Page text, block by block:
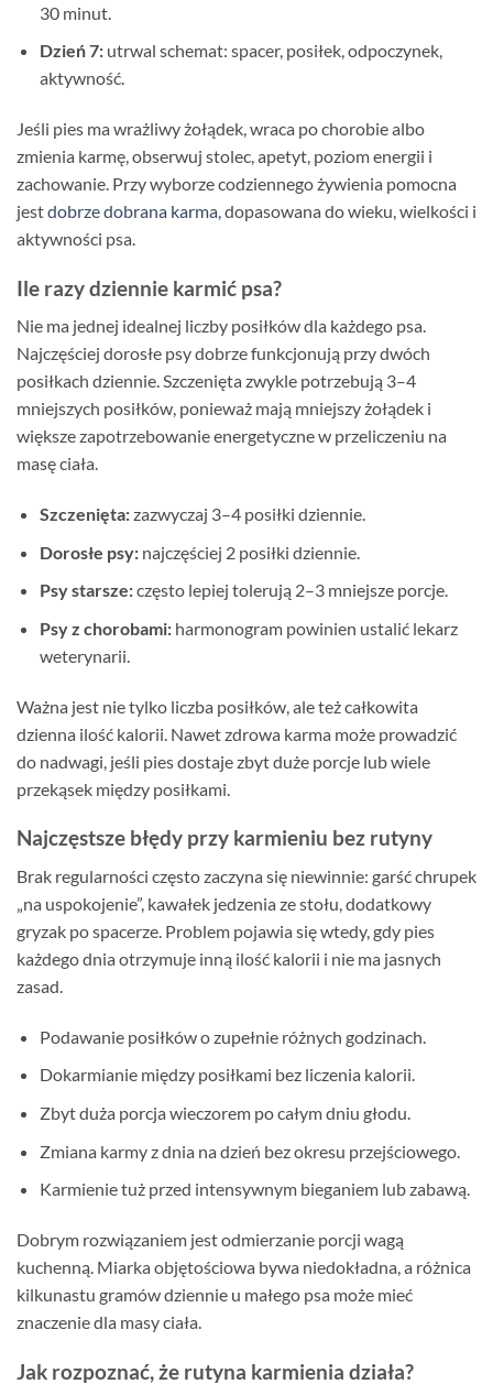
30 minut.
Dzień 7:utrwal schemat: spacer, posiłek, odpoczynek,
aktywność.
Jeśli pies ma wrażliwy żołądek, wraca po chorobie albo
zmienia karmę, obserwuj stolec, apetyt, poziom energii i
zachowanie. Przy wyborze codziennego żywienia pomocna
jestdobrze dobrana karma, dopasowana do wieku, wielkości i
aktywności psa.
Ile razy dziennie karmić psa?
Nie ma jednej idealnej liczby posiłków dla każdego psa.
Najczęściej dorosłe psy dobrze funkcjonują przy dwóch
posiłkach dziennie. Szczenięta zwykle potrzebują 3–4
mniejszych posiłków, ponieważ mają mniejszy żołądek i
większe zapotrzebowanie energetyczne w przeliczeniu na
masę ciała.
Szczenięta:zazwyczaj 3–4 posiłki dziennie.
Dorosłe psy:najczęściej 2 posiłki dziennie.
Psy starsze:często lepiej tolerują 2–3 mniejsze porcje.
Psy z chorobami:harmonogram powinien ustalić lekarz
weterynarii.
Ważna jest nie tylko liczba posiłków, ale też całkowita
dzienna ilość kalorii. Nawet zdrowa karma może prowadzić
do nadwagi, jeśli pies dostaje zbyt duże porcje lub wiele
przekąsek między posiłkami.
Najczęstsze błędy przy karmieniu bez rutyny
Brak regularności często zaczyna się niewinnie: garść chrupek
„na uspokojenie”, kawałek jedzenia ze stołu, dodatkowy
gryzak po spacerze. Problem pojawia się wtedy, gdy pies
każdego dnia otrzymuje inną ilość kalorii i nie ma jasnych
zasad.
Podawanie posiłków o zupełnie różnych godzinach.
Dokarmianie między posiłkami bez liczenia kalorii.
Zbyt duża porcja wieczorem po całym dniu głodu.
Zmiana karmy z dnia na dzień bez okresu przejściowego.
Karmienie tuż przed intensywnym bieganiem lub zabawą.
Dobrym rozwiązaniem jest odmierzanie porcji wagą
kuchenną. Miarka objętościowa bywa niedokładna, a różnica
kilkunastu gramów dziennie u małego psa może mieć
znaczenie dla masy ciała.
Jak rozpoznać, że rutyna karmienia działa?